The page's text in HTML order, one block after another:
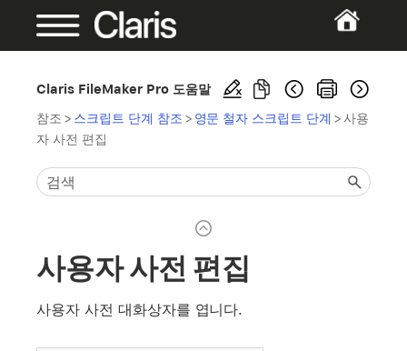
Claris FileMaker Pro 도움말
참조 > 스크립트 단계 참조 > 영문 철자 스크립트 단계 >사용
자 사전 편집
사용자 사전 편집
사용자 사전 대화상자를 엽니다.